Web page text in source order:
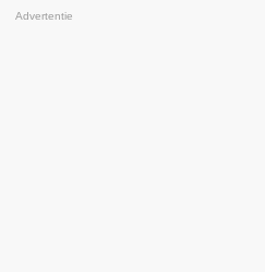
Advertentie